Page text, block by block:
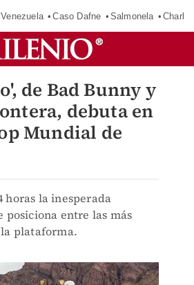
Caso Dafne Salmonela
de Bad Bunny y
debuta en
Mundial de
horas la inesperada
posiciona entre las más
la plataforma.